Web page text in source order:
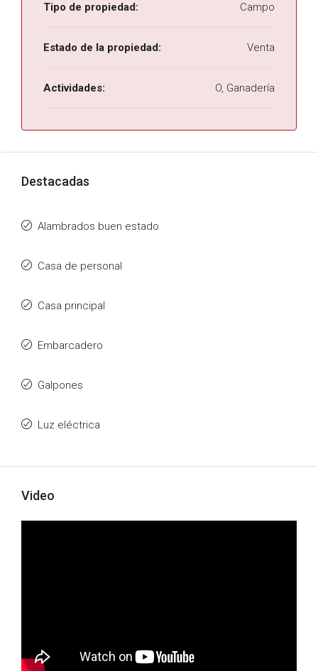
Tipo de propiedad: Campo
Estado de la propiedad: Venta
Actividades: O, Ganadería
Destacadas
Alambrados buen estado
Casa de personal
Casa principal
Embarcadero
Galpones
Luz eléctrica
Video